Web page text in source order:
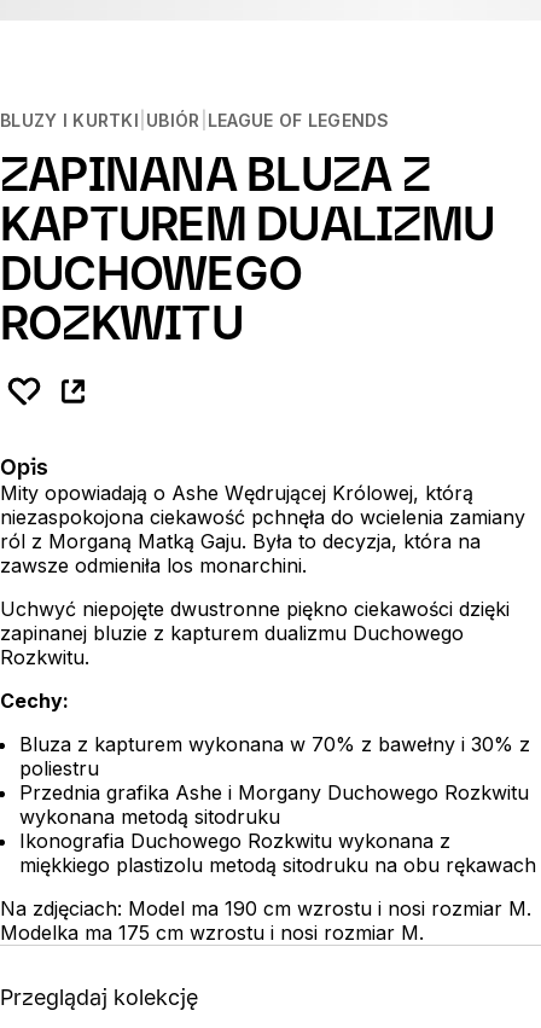
BLUZY I KURTKI UBIÓR LEAGUE OF LEGENDS
ZAPINANA BLUZA Z
KAPTUREM DUALIZMU
DUCHOWEGO
ROZKWITU
Opis
Mity opowiadają o Ashe Wędrującej Królowej, którą
niezaspokojona ciekawość pchnęła do wcielenia zamiany
ról z Morganą Matką Gaju. Była to decyzja, która na
zawsze odmieniła los monarchini.
Uchwyć niepojęte dwustronne piękno ciekawości dzięki
zapinanej bluzie z kapturem dualizmu Duchowego
Rozkwitu.
Cechy:
Bluza z kapturem wykonana w 70% z bawełny i 30% z
poliestru
Przednia grafika Ashe i Morgany Duchowego Rozkwitu
wykonana metodą sitodruku
Ikonografia Duchowego Rozkwitu wykonana z
miękkiego plastizolu metodą sitodruku na obu rękawach
Na zdjęciach: Model ma 190 cm wzrostu i nosi rozmiar M.
Modelka ma 175 cm wzrostu i nosi rozmiar M.
Przeglądaj kolekcję